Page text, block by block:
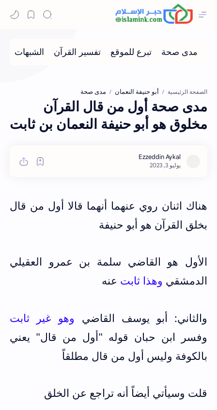
الصفحة الرئيسية أبو حنيفة النعمان مدى صحة
مدى صحة أول من قال القرآن
مخلوق هو أبو حنيفة النعمان بن ثابت
هناك اثنان روي عنهما أنهما قالا أول من قال
بخلق القرآن هو أبو حنيفة
الأول هو القاضي سلمة بن عمرو العقيلي
الدمشقي وهذا ثابت عنه
والثاني: أبو يوسف القاضي وهو غير ثابت
وفسر ابن حبان قوله "أول من قال" يعني
بالكوفة وليس أول من قال مطلقاً
قلت وسيأتي أيضاً أنه تراجع عن الخلق